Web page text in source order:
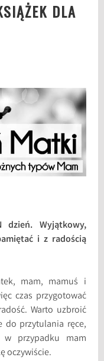
DLA
dzień. Wyjątkowy,
i z radością
mam, mamuś i
czas przygotować
Warto uzbroić
do przytulania ręce,
przypadku mam
oczywiście.